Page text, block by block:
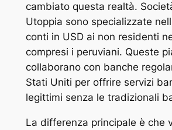
cambiato questa realtà.
Utoppia sono specializzate
conti in USD ai non residenti
compresi i peruviani. Queste
collaborano con banche
Stati Uniti per offrire servizi
legittimi senza le tradizionali
La differenza principale è che